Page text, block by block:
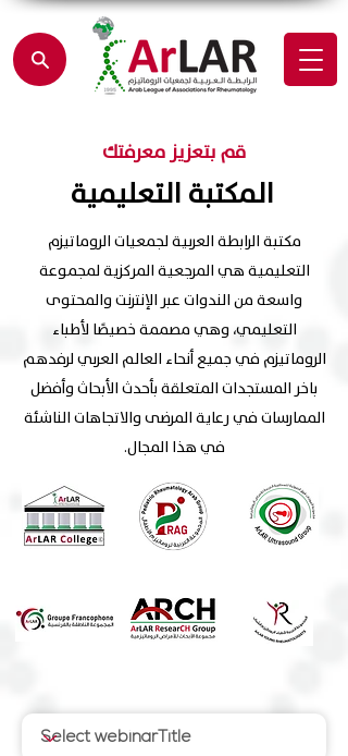
قم بتعزيز معرفتك
مكتبة الرابطة العربية لجمعيات الروماتيزم
التعليمية هي المرجعية المركزية لمجموعة
واسعة من الندوات عبر الإنترنت والمحتوى
التعليمي، وهي مصممة خصيصًا لأطباء
الروماتيزم في جميع أنحاء العالم العربي لرفدهم
باخر المستجدات المتعلقة بأحدث الأبحاث وأفضل
الممارسات في رعاية المرضى والاتجاهات الناشئة
في هذا المجال.